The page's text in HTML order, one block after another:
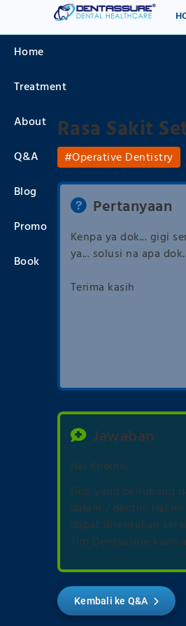
navigation
Breadcrumb
Rasa Sakit
Operative Dentistry
Pertanyaan
Kenpa ya dok... gigi
ya... solusi na apa
Terima kasih
Jawaban
Hai Khoirul,
Gigi yang berlubang
dalam / dentin. Hal
dapat ditentukan
Tim Dentassure kami
Kembali ke Q&A
Menu
Home
Treatment
About
Q&A
Blog
Promo
Book